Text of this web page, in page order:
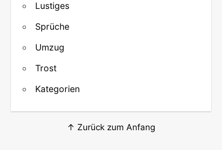
Lustiges
Sprüche
Umzug
Trost
Kategorien
↑ Zurück zum Anfang